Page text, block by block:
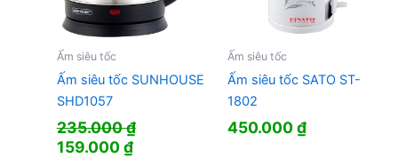
Ấm siêu tốc
Ấm siêu tốc SUNHOUSE
SHD1057
235.000₫
Giá
159.000₫Giá
Ấm siêu tốc
Ấm siêu tốc SATO ST-
1802
450.000₫